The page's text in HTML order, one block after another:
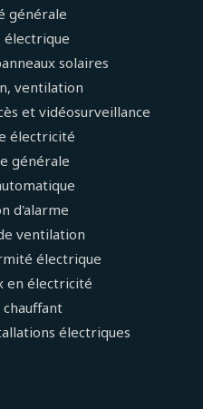
générale
électrique
solaires
ventilation
et vidéosurveillance
électricité
générale
d'alarme
ventilation
électrique
en électricité
chauffant
électriques